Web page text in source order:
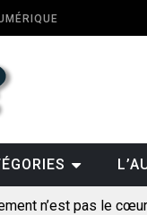
n’est pas le